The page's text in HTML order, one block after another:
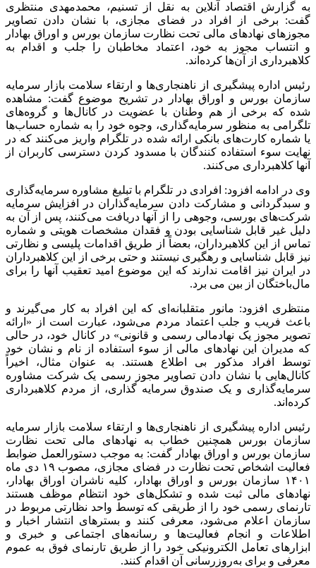
به گزارش اقتصاد آنلاین به نقل از تسنیم، محمدمهدی منتظری
گفت: برخی از افراد در فضای مجازی، با نشان دادن تصاویر
مجوزهای نهادهای مالی تحت نظارت سازمان بورس و اوراق بهادار
و انتساب مجوز به خود، اعتماد مخاطبان را جلب و اقدام به
کلاهبرداری از آن‌ها کرده‌اند.
رئیس اداره پیشگیری از ناهنجاری‌ها و ارتقاء سلامت بازار سرمایه
سازمان بورس و اوراق بهادار در تشریح موضوع گفت: مشاهده
شده که برخی از هم وطنان با عضویت در کانال‌ها و گروه‌های
تلگرامی به منظور سرمایه‌گذاری، وجوه خود را به شماره حساب‌ها
یا شماره کارت‌های بانکی ارائه شده در تلگرام واریز می‌کنند که در
نهایت سوء استفاده کنندگان با مسدود کردن دسترسی کاربران از
آنها کلاهبرداری می‌کنند.
وی در ادامه افزود: افرادی در تلگرام با تبلیغ مشاوره سرمایه‌گذاری
و سبدگردانی و مشارکت دادن سرمایه‌گذاران در افزایش سرمایه
شرکت‌های بورسی، وجوهی را از آنها دریافت می‌کنند، پس از آن به
دلیل غیر قابل شناسایی بودن و فقدان مشخصات هویتی و شماره
تماس از این کلاهبرداران، بعضاً از طریق اقدامات پلیسی و نظارتی
نیز قابل شناسایی و رهگیری نیستند و حتی برخی از این کلاهبرداران
در ایران نیز اقامت ندارند که این موضوع امید تعقیب آنها را برای
مال‌باختگان از بین می برد.
منتظری افزود: مانور متقلبانه‌ای که این افراد به کار می‌گیرند و
باعث فریب و جلب اعتماد مردم می‌شود، عبارت است از «ارائه
تصویر مجوز یک نهادمالی رسمی و قانونی» در کانال خود، در حالی
که مدیران این نهادهای مالی از سوء استفاده از نام و نشان خود
توسط افراد مذکور بی اطلاع هستند. به عنوان مثال، اخیراً
کانال‌هایی با نشان دادن تصاویر مجوز رسمی یک شرکت مشاوره
سرمایه‌گذاری و یک صندوق سرمایه گذاری، از مردم کلاهبرداری
کرده‌اند.
رئیس اداره پیشگیری از ناهنجاری‌ها و ارتقاء سلامت بازار سرمایه
سازمان بورس همچنین خطاب به نهادهای مالی تحت نظارت
سازمان بورس و اوراق بهادار گفت: به موجب دستورالعمل ضوابط
فعالیت اشخاص تحت نظارت در فضای مجازی، مصوب ۱۹ دی ماه
۱۴۰۱ سازمان بورس و اوراق بهادار، کلیه ناشران اوراق بهادار،
نهادهای مالی ثبت شده و تشکل‌های خود انتظام موظف هستند
تارنمای رسمی خود را از طریقی که توسط واحد نظارتی مربوط در
سازمان اعلام می‌شود، معرفی کنند و بسترهای انتشار اخبار و
اطلاعات و انجام فعالیت‌ها و رسانه‌های اجتماعی و خبری و
ابزارهای تعامل الکترونیکی خود را از طریق تارنمای فوق به عموم
معرفی و برای به‌روزرسانی آن اقدام کنند.